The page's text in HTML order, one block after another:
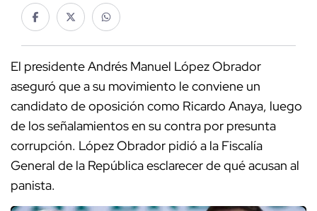
El presidente Andrés Manuel López Obrador
aseguró que a su movimiento le conviene un
candidato de oposición como Ricardo Anaya, luego
de los señalamientos en su contra por presunta
corrupción. López Obrador pidió a la Fiscalía
General de la República esclarecer de qué acusan al
panista.